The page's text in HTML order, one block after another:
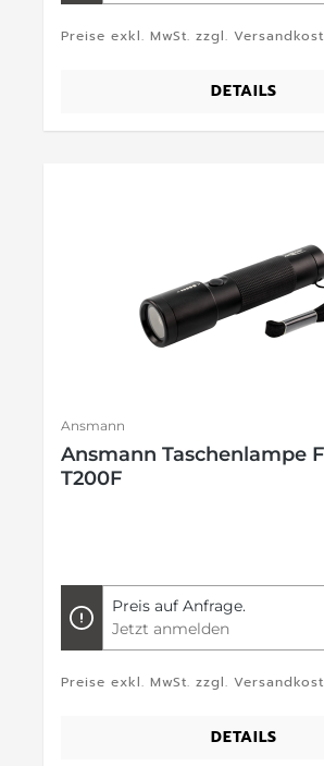
Preise exkl. MwSt. zzgl.
DETAILS
Ansmann
Ansmann Taschenlampe
T200F
Preis auf Anfrage.
Jetzt anmelden
Preise exkl. MwSt. zzgl.
DETAILS